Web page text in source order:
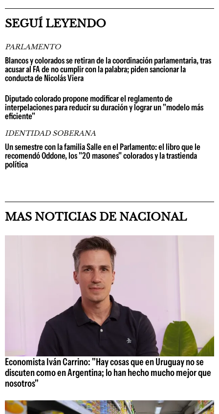
SEGUÍ LEYENDO
PARLAMENTO
Blancos y colorados se retiran de la coordinación parlamentaria, tras
acusar al FA de no cumplir con la palabra; piden sancionar la
conducta de Nicolás Viera
Diputado colorado propone modificar el reglamento de
interpelaciones para reducir su duración y lograr un "modelo más
eficiente"
IDENTIDAD SOBERANA
Un semestre con la familia Salle en el Parlamento: el libro que le
recomendó Oddone, los "20 masones" colorados y la trastienda
política
MAS NOTICIAS DE NACIONAL
Economista Iván Carrino: "Hay cosas que en Uruguay no se
discuten como en Argentina; lo han hecho mucho mejor que
nosotros"